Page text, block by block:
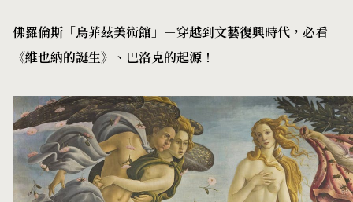
佛羅倫斯「烏菲茲美術館」－穿越到文藝復興時代，必看
《維也納的誕生》、巴洛克的起源！